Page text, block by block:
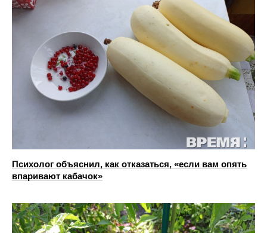
Психолог объяснил, как отказаться, «если вам опять
впаривают кабачок»